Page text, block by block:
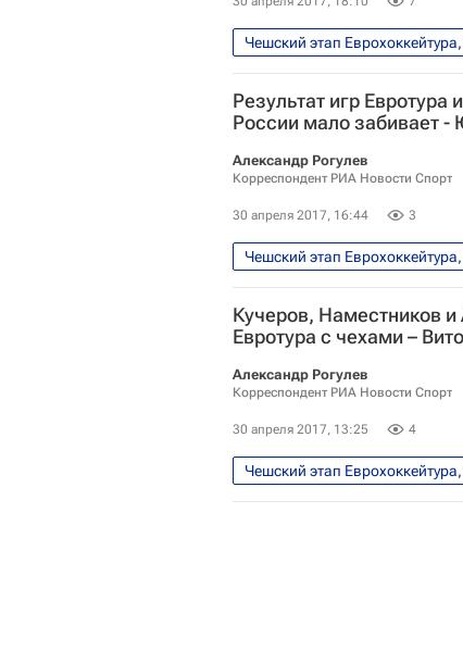
Чешский этап
Еврохоккейтур
Томи Саллинен
Виктор
Результат игр Евротура
России мало забивает
Александр Рогулев
Корреспондент РИА Новости Спорт
30 апреля 2017, 16:44 3
Чешский этап
Владимир Юрзинов-старший
Сборная России по хоккею с
Кучеров, Наместников
Евротура с чехами –
Александр Рогулев
Корреспондент РИА Новости Спорт
30 апреля 2017, 13:25 4
Чешский этап
Харийс Витолиньш